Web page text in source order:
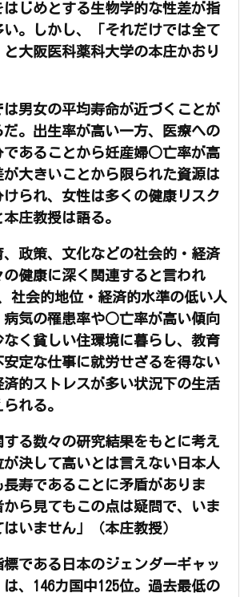
じめとする生物学的な性差が指
。しかし、「それだけでは全て
大阪医科薬科大学の本庄かおり
男女の平均寿命が近づくことが
。出生率が高い一方、医療への
であることから妊産婦○亡率が高
大きいことから限られた資源は
られ、女性は多くの健康リスク
庄教授は語る。
政策、文化などの社会的・経済
健康に深く関連すると言われ
、社会的地位・経済的水準の低い人
病気の罹患率や○亡率が高い傾向
なく貧しい住環境に暮らし、教育
定な仕事に就労せざるを得ない
的ストレスが多い状況下の生活
れる。
する数々の研究結果をもとに考え
決して高いとは言えない日本人
寿であることに矛盾がありま
ら見てもこの点は疑問で、いま
いません」（本庄教授）
である日本のジェンダーギャッ
は、146カ国中125位。過去最低の